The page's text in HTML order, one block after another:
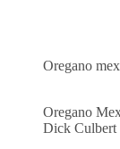
Oregano
Oregano
Dick Culbert